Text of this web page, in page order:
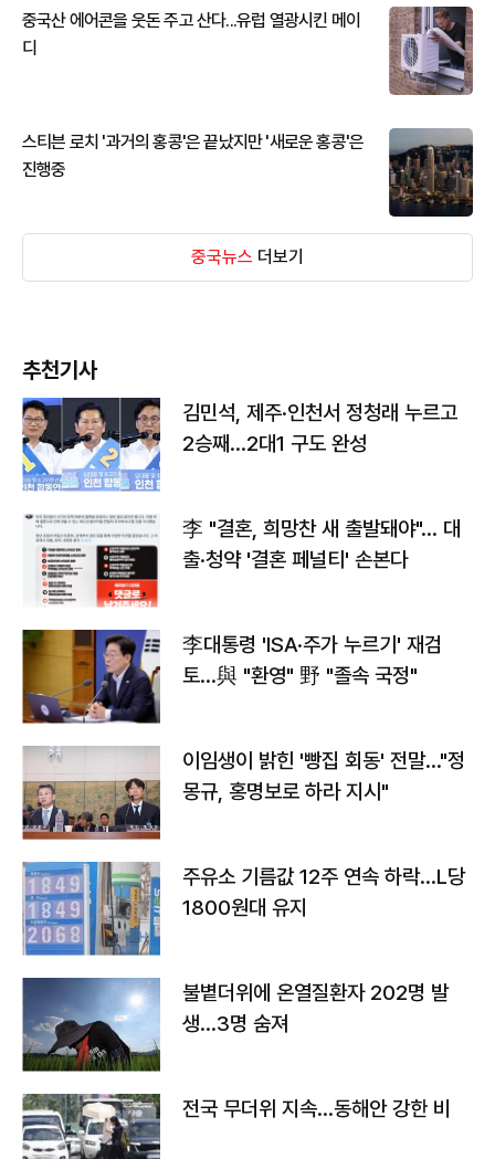
중국산 에어콘을 웃돈 주고 산다...유럽 열광시킨 메이
디
스티븐 로치 '과거의 홍콩'은 끝났지만 '새로운 홍콩'은
진행중
중국뉴스 더보기
추천기사
김민석, 제주·인천서 정청래 누르고
2승째…2대1 구도 완성
李 "결혼, 희망찬 새 출발돼야"… 대
출·청약 '결혼 페널티' 손본다
李대통령 'ISA·주가 누르기' 재검
토…與 "환영" 野 "졸속 국정"
이임생이 밝힌 '빵집 회동' 전말…"정
몽규, 홍명보로 하라 지시"
주유소 기름값 12주 연속 하락…L당
1800원대 유지
불볕더위에 온열질환자 202명 발
생…3명 숨져
전국 무더위 지속…동해안 강한 비